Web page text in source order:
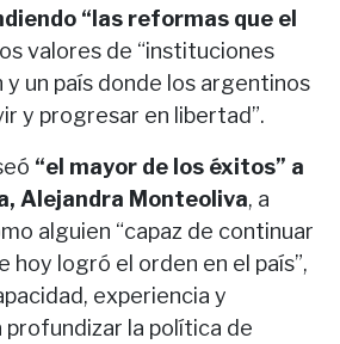
“las reformas que el
valores de “instituciones
un país donde los argentinos
y progresar en libertad”.
“el mayor de los éxitos” a
Alejandra Monteoliva, a
alguien “capaz de continuar
hoy logró el orden en el país”,
experiencia y
profundizar la política de